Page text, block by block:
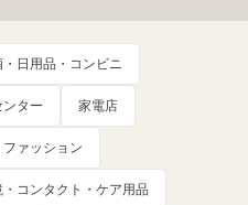
日用品・コンビニ
ター 家電店
ファッション
・コンタクト・ケア用品